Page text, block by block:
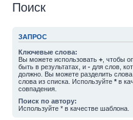
Поиск
ЗАПРОС
Ключевые слова:
Вы можете использовать + , чтобы
быть в результатах, и - для слов,
должно. Вы можете разделить
слова из списка. Используйте * в
совпадения.
Поиск по автору:
Используйте * в качестве шаблона.